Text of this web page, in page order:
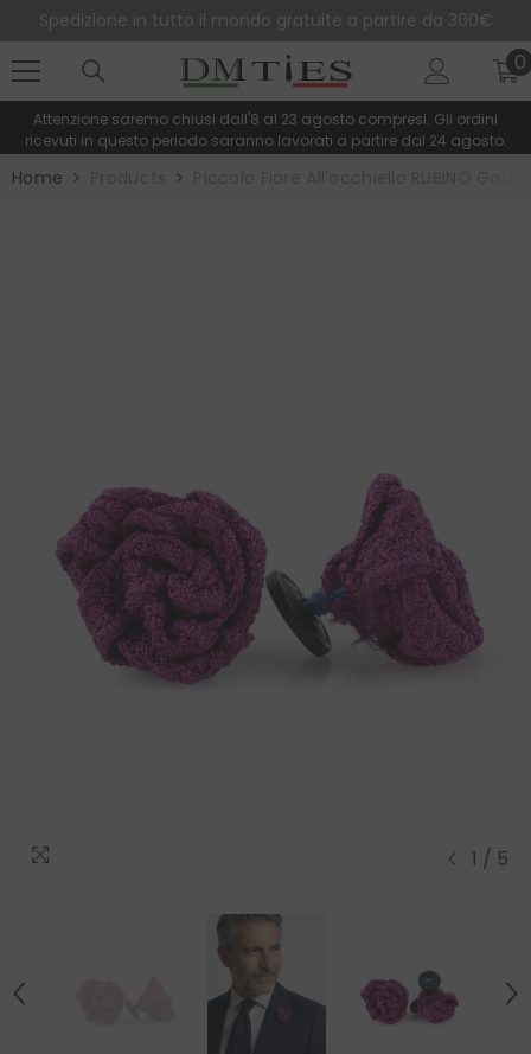
Spedizione in tutto il mondo gratuite a partire da 300€
00
Attenzione saremo chiusi dall'8 al 23 agosto compresi. Gli ordini
ricevuti in questo periodo saranno lavorati a partire dal 24 agosto.
Home
1 / 5